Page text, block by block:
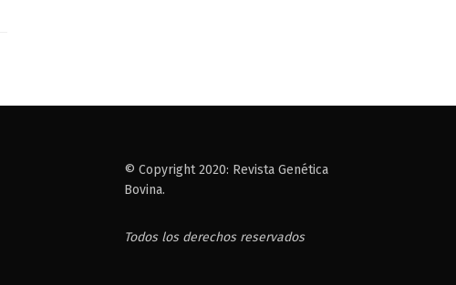
© Copyright 2020: Revista Genética
Bovina.
Todos los derechos reservados